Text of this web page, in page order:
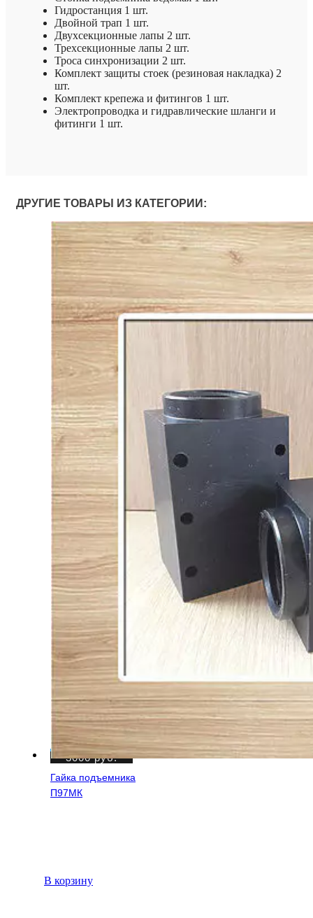
Гидростанция 1 шт.
Двойной трап 1 шт.
Двухсекционные лапы 2 шт.
Трехсекционные лапы 2 шт.
Троса синхронизации 2 шт.
Комплект защиты стоек (резиновая накладка) 2
шт.
Комплект крепежа и фитингов 1 шт.
Электропроводка и гидравлические шланги и
фитинги 1 шт.
ДРУГИЕ ТОВАРЫ ИЗ КАТЕГОРИИ:
Гайка подъемника
П97МК
3000руб.
В корзину